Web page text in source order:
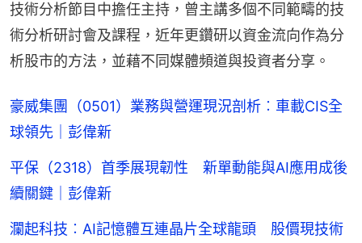
技術分析節目中擔任主持，曾主講多個不同範疇的技
術分析研討會及課程，近年更鑽研以資金流向作為分
析股市的方法，並藉不同媒體頻道與投資者分享。
豪威集團（0501）業務與營運現況剖析︰車載CIS全
球領先｜彭偉新
平保（2318）首季展現韌性 新單動能與AI應用成後
續關鍵｜彭偉新
瀾起科技︰AI記憶體互連晶片全球龍頭 股價現技術